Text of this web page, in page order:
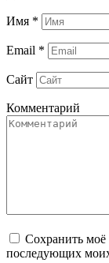
Имя *
Email *
Сайт
Комментарий
Сохранить моё
последующих